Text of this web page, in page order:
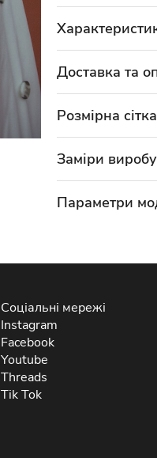
Доставка та
Розмірна сітка
Заміри виробу
Параметри
Соціальні мережі
Instagram
Facebook
Youtube
Threads
Tik Tok